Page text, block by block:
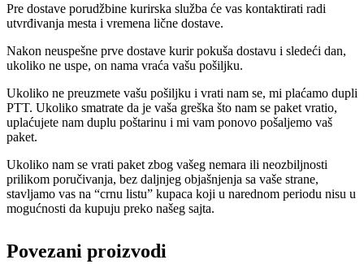
Pre dostave porudžbine kurirska služba će vas kontaktirati radi
utvrđivanja mesta i vremena lične dostave.
Nakon neuspešne prve dostave kurir pokuša dostavu i sledeći dan,
ukoliko ne uspe, on nama vraća vašu pošiljku.
Ukoliko ne preuzmete vašu pošiljku i vrati nam se, mi plaćamo dupli
PTT. Ukoliko smatrate da je vaša greška što nam se paket vratio,
uplaćujete nam duplu poštarinu i mi vam ponovo pošaljemo vaš
paket.
Ukoliko nam se vrati paket zbog vašeg nemara ili neozbiljnosti
prilikom poručivanja, bez daljnjeg objašnjenja sa vaše strane,
stavljamo vas na “crnu listu” kupaca koji u narednom periodu nisu u
mogućnosti da kupuju preko našeg sajta.
Povezani proizvodi